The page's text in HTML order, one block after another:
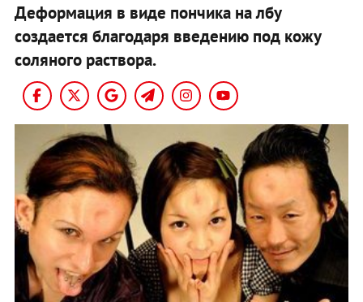
Деформация в виде пончика на лбу
создается благодаря введению под кожу
соляного раствора.